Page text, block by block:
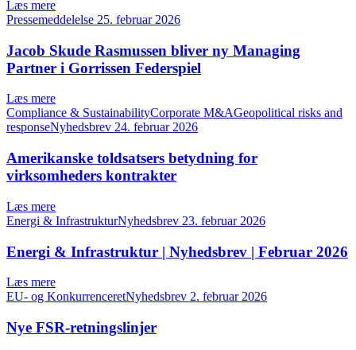
Læs mere
Pressemeddelelse 25. februar 2026
Jacob Skude Rasmussen bliver ny Managing
Partner i Gorrissen Federspiel
Læs mere
Compliance & SustainabilityCorporate M&AGeopolitical risks and
responseNyhedsbrev 24. februar 2026
Amerikanske toldsatsers betydning for
virksomheders kontrakter
Læs mere
Energi & InfrastrukturNyhedsbrev 23. februar 2026
Energi & Infrastruktur | Nyhedsbrev | Februar 2026
Læs mere
EU- og KonkurrenceretNyhedsbrev 2. februar 2026
Nye FSR-retningslinjer